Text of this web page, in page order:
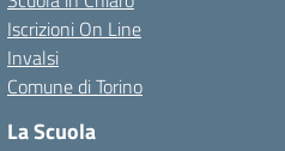
Iscrizioni On Line
Invalsi
Comune di Torino
La Scuola